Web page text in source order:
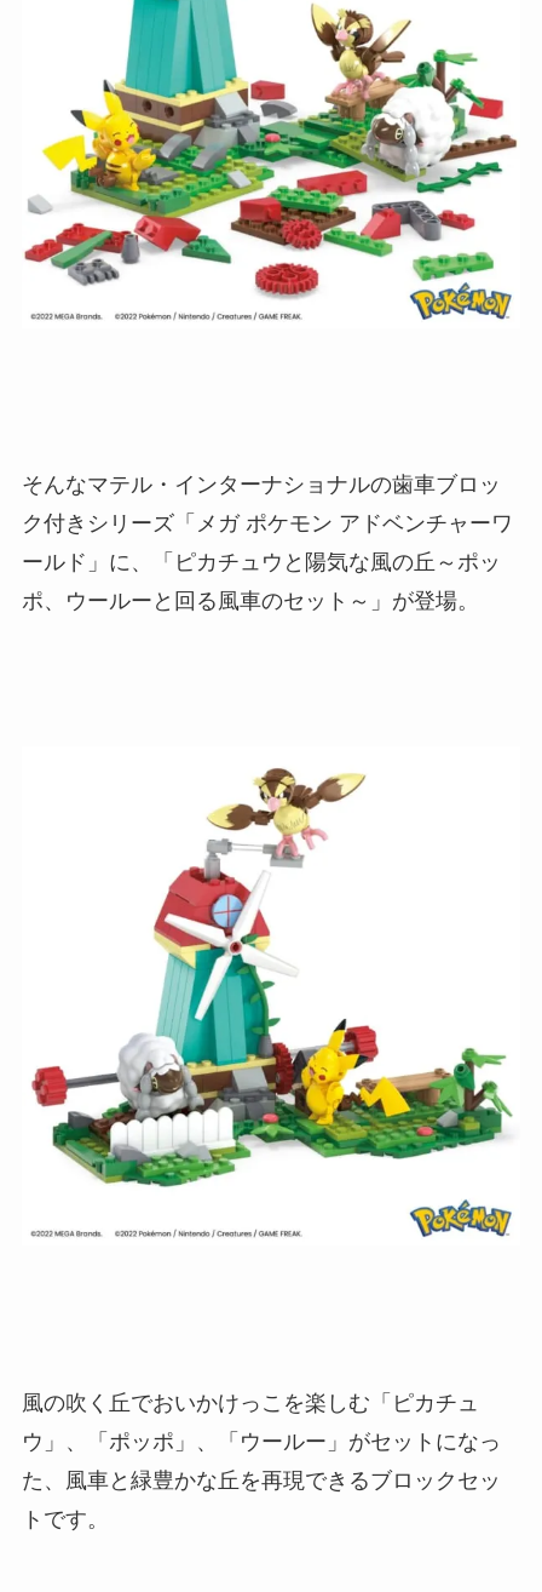
そんなマテル・インターナショナルの歯車ブロッ
ク付きシリーズ「メガ ポケモン アドベンチャーワ
ールド」に、「ピカチュウと陽気な風の丘～ポッ
ポ、ウールーと回る風車のセット～」が登場。
風の吹く丘でおいかけっこを楽しむ「ピカチュ
ウ」、「ポッポ」、「ウールー」がセットになっ
た、風車と緑豊かな丘を再現できるブロックセッ
トです。